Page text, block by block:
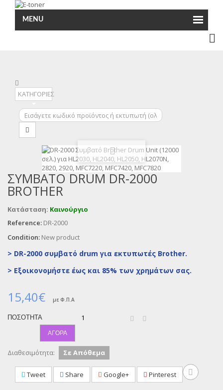
MENU
ΚΑΤΗΓΟΡΙΕΣ
ΣΥΜΒΑΤΌ DRUM DR-2000
BROTHER
Κατάσταση: Καινούργιο
Reference: DR-2000
Condition: New product
> DR-2000 συμβατό drum για εκτυπωτές Brother.
> Εξοικονομήστε έως και 85% των χρημάτων σας.
15,40€ με Φ.Π.Α
ΠΟΣΌΤΗΤΑ
ΑΓΟΡΆ
Διαθεσιμότητα: Σε Απόθεμα
Tweet Share Google+ Pinterest